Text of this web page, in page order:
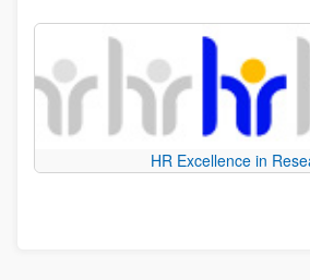
HR Excellence in